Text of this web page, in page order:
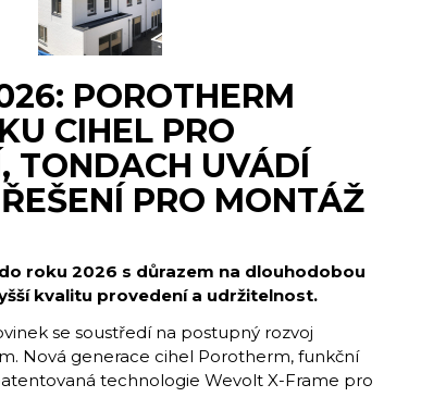
POROTHERM
CIHEL PRO
TONDACH UVÁDÍ
PRO MONTÁŽ
roku 2026 s důrazem na dlouhodobou
kvalitu provedení a udržitelnost.
se soustředí na postupný rozvoj
Nová generace cihel Porotherm, funkční
technologie Wevolt X-Frame pro